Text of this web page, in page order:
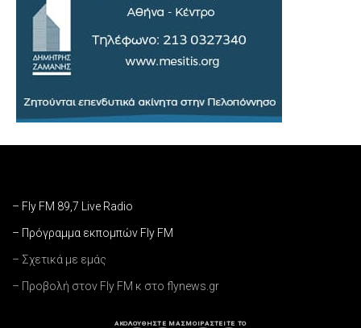
– Fly FM 89,7 Live Radio
– Πρόγραμμα εκπομπών Fly FM
– Σχετικά με εμάς
– Προβολή στον Fly FM κ στο flynews.gr
ΑΚΟΛΟΥΘΗΣΤΕ ΜΑΣΜΟΙΡΑΣΤΕΙΤΕ ΤΟ